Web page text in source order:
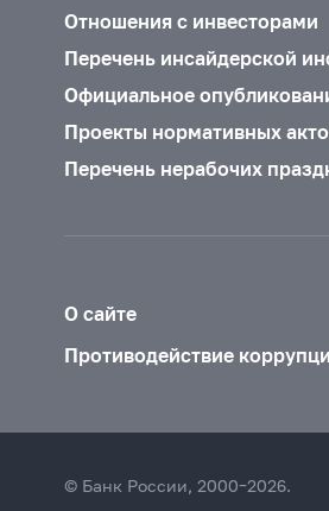
Отношения с инвесторами
Перечень инсайдерской
Официальное
Проекты нормативных
Перечень нерабочих
О сайте
Противодействие
© Банк России, 2000–2026.